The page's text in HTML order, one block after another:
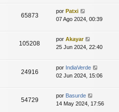
65873
por Patxi
07 Ago 2024, 00:39
105208
por Akayar
25 Jun 2024, 22:40
24916
por IndiaVerde
02 Jun 2024, 15:06
54729
por Basurde
14 May 2024, 17:56